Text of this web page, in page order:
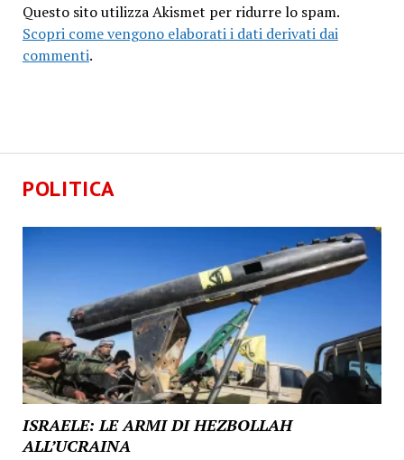
POLITICA
ISRAELE: LE ARMI DI HEZBOLLAH
ALL’UCRAINA
Questo sito utilizza Akismet per ridurre lo spam.
Scopri come vengono elaborati i dati derivati dai
commenti.